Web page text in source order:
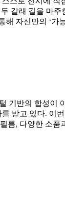
갈래 길을 마
자신만의 ‘가
기반의 합성이
받고 있다. 이
름, 다양한 소품